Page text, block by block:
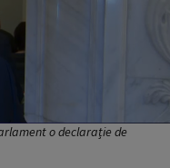
o declarație de